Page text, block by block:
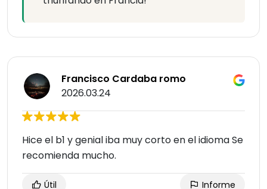
Francisco Cardaba romo
2026.03.24
Hice el b1 y genial iba muy corto en el idioma Se
recomienda mucho.
Útil Informe